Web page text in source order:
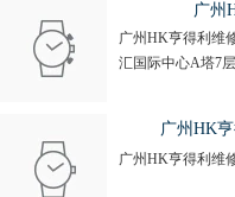
广州
广州HK亨得利维
汇国际中心A塔7层
广州HK
广州HK亨得利维